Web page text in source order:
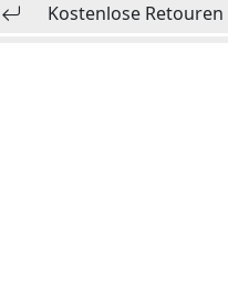
Kostenlose Retouren